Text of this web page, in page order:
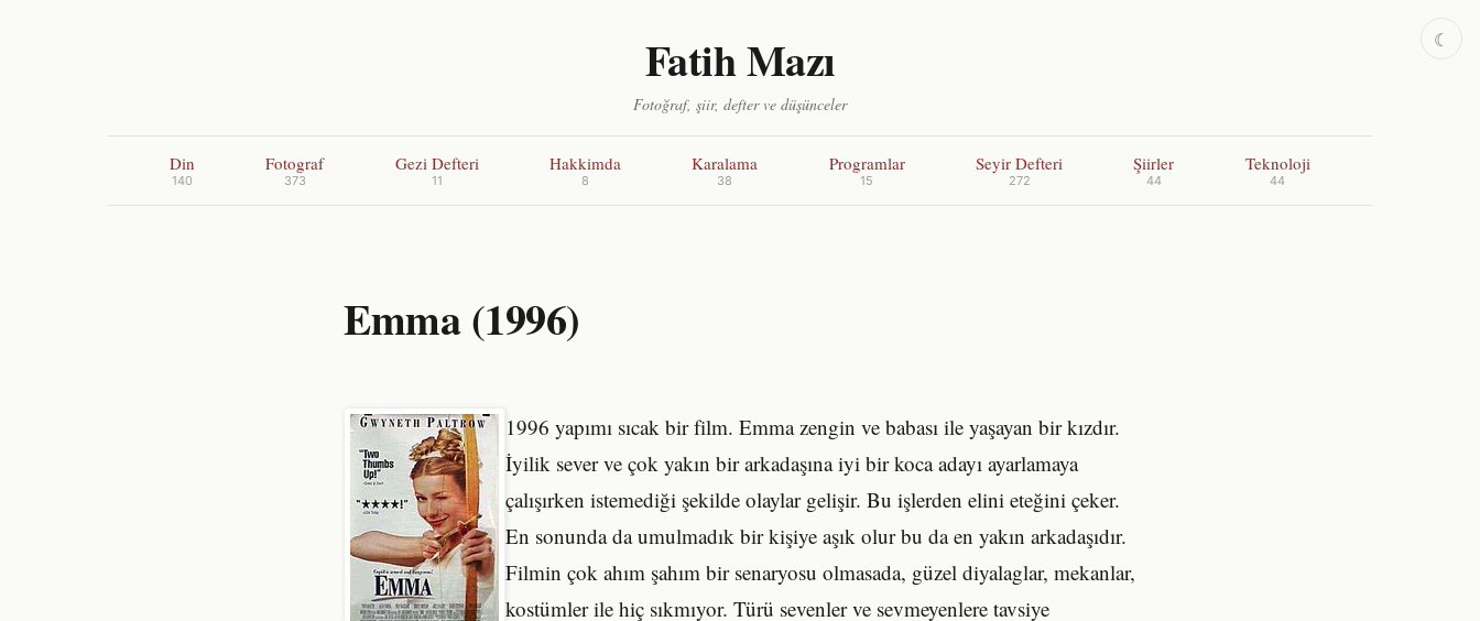
Fatih Mazı
Fotoğraf, şiir, defter ve düşünceler
Din
140
Fotograf
373
Gezi Defteri
11
Hakkimda
8
Karalama
38
Programlar
15
Seyir Defteri
272
Şiirler
44
Teknoloji
44
Emma (1996)
1996 yapımı sıcak bir film. Emma zengin ve babası ile yaşayan bir kızdır.
İyilik sever ve çok yakın bir arkadaşına iyi bir koca adayı ayarlamaya
çalışırken istemediği şekilde olaylar gelişir. Bu işlerden elini eteğini çeker.
En sonunda da umulmadık bir kişiye aşık olur bu da en yakın arkadaşıdır.
Filmin çok ahım şahım bir senaryosu olmasada, güzel diyalaglar, mekanlar,
kostümler ile hiç sıkmıyor. Türü sevenler ve sevmeyenlere tavsiye
☾